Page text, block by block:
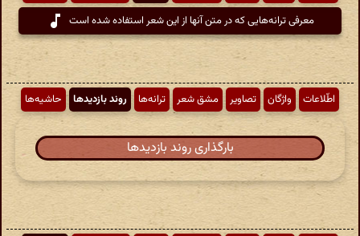
معرفی ترانه‌هایی که در متن آنها از این شعر استفاده شده است
اطّلاعات واژگان تصاویر مشق شعر ترانه‌ها روند بازدیدها حاشیه‌ها
بارگذاری روند بازدیدها